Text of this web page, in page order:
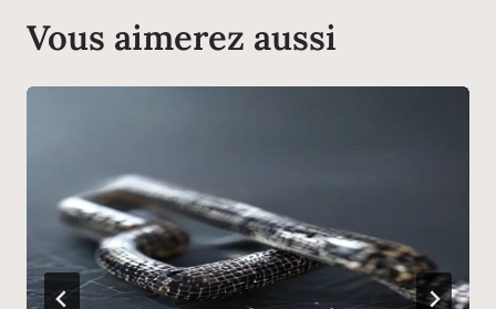
Vous aimerez aussi